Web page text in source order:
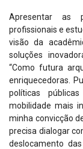
Apresentar as
profissionais e
visão da
soluções
“Como futura
enriquecedoras.
políticas
mobilidade mais
minha convicção
precisa dialogar
deslocamento